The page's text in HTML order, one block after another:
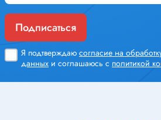
Подписаться
Я подтверждаю согласие на
данных и соглашаюсь с политикой